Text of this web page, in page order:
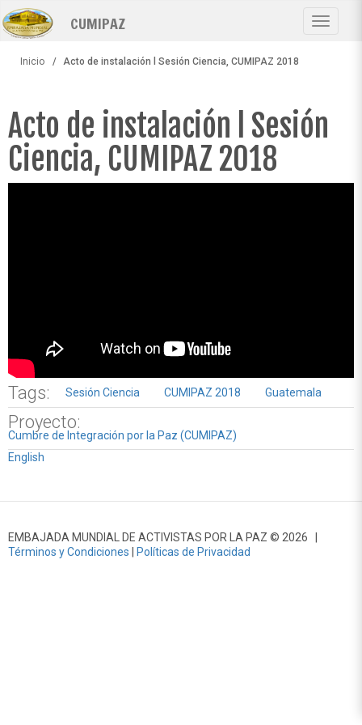
Pasar
al
contenido
Toggle
CUMIPAZ
Inicio Acto de instalación l Sesión Ciencia, CUMIPAZ 2018
Acto de instalación l Sesión
Ciencia, CUMIPAZ 2018
Tags: Sesión Ciencia CUMIPAZ 2018 Guatemala
Proyecto:
Cumbre de Integración por la Paz (CUMIPAZ)
English
EMBAJADA MUNDIAL DE ACTIVISTAS POR LA PAZ © 2026 |
Términos y Condiciones
Políticas de Privacidad